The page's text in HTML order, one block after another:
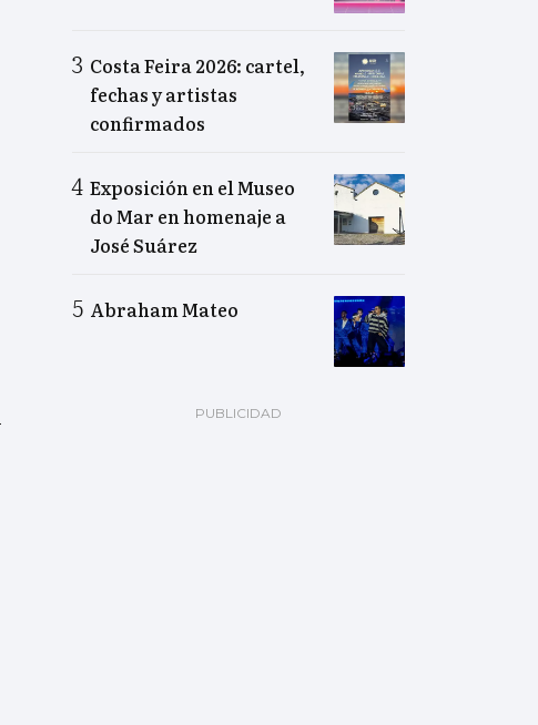
Costa Feira 2026: cartel,
fechas y artistas
confirmados
Exposición en el Museo
do Mar en homenaje a
José Suárez
Abraham Mateo